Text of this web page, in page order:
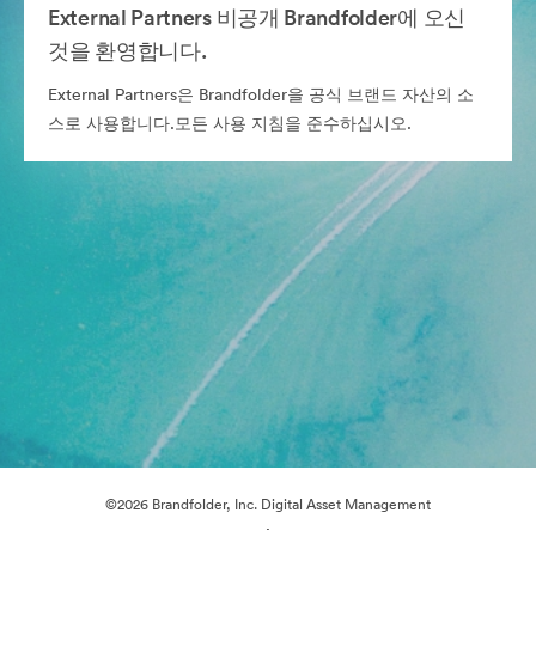
External Partners 비공개 Brandfolder에 오신
것을 환영합니다.
External Partners은 Brandfolder을 공식 브랜드 자산의 소
스로 사용합니다.모든 사용 지침을 준수하십시오.
©2026 Brandfolder, Inc. Digital Asset Management
·